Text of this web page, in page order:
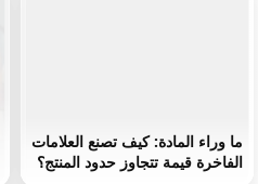
ما وراء المادة: كيف تصنع العلامات
الفاخرة قيمة تتجاوز حدود المنتج؟